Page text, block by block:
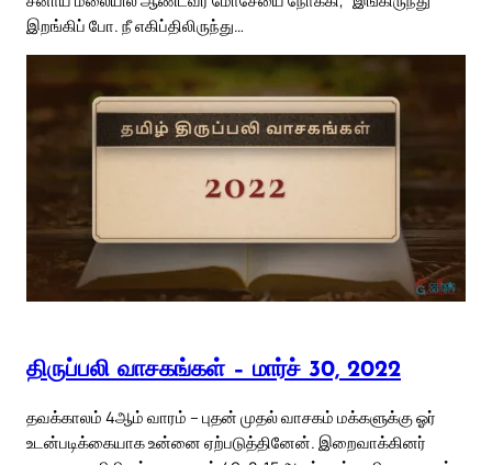
இறங்கிப் போ. நீ எகிப்திலிருந்து…
திருப்பலி வாசகங்கள் – மார்ச் 30, 2022
தவக்காலம் 4ஆம் வாரம் – புதன் முதல் வாசகம் மக்களுக்கு ஓர்
உடன்படிக்கையாக உன்னை ஏற்படுத்தினேன். இறைவாக்கினர்